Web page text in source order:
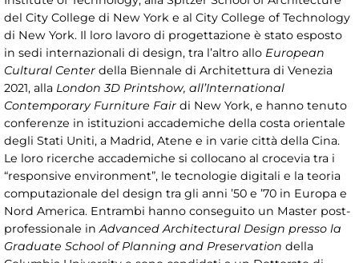
del City College di New York e al City College of Technology
di New York. Il loro lavoro di progettazione è stato esposto
in sedi internazionali di design, tra l’altro allo European
Cultural Center della Biennale di Architettura di Venezia
2021, alla London 3D Printshow, all’International
Contemporary Furniture Fair di New York, e hanno tenuto
conferenze in istituzioni accademiche della costa orientale
degli Stati Uniti, a Madrid, Atene e in varie città della Cina.
Le loro ricerche accademiche si collocano al crocevia tra i
“responsive environment”, le tecnologie digitali e la teoria
computazionale del design tra gli anni ’50 e ’70 in Europa e
Nord America. Entrambi hanno conseguito un Master post-
professionale inAdvanced Architectural Design presso la
Graduate School of Planning and Preservation della